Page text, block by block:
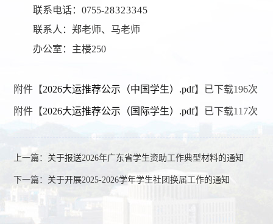
联系电话：0755-28323345
联系人：郑老师、 马老师
办公室：主楼250
附件【2026大运推荐公示（中国学生）.pdf】已下载196次
附件【2026大运推荐公示（国际学生）.pdf】已下载117次
上一篇： 关于报送2026年广东省学生资助工作典型材料的通知
下一篇： 关于开展2025-2026学年学生社团换届工作的通知